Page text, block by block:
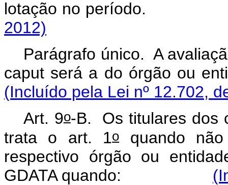
lotação no
2012)
Parágrafo único. A
caput será a do
(Incluído pela Lei nº 12.702,
Art. 9o-B. Os titulares dos
trata o art. 1oquando não
respectivo órgão ou
GDATA quando: